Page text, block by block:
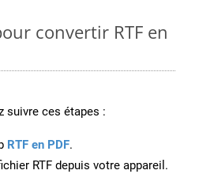
convertir RTF en
suivre ces étapes :
RTF en PDF.
RTF depuis votre appareil.